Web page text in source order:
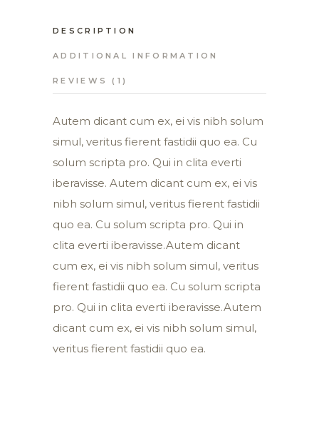
DESCRIPTION
ADDITIONAL INFORMATION
REVIEWS (1)
Autem dicant cum ex, ei vis nibh solum
simul, veritus fierent fastidii quo ea. Cu
solum scripta pro. Qui in clita everti
iberavisse. Autem dicant cum ex, ei vis
nibh solum simul, veritus fierent fastidii
quo ea. Cu solum scripta pro. Qui in
clita everti iberavisse.Autem dicant
cum ex, ei vis nibh solum simul, veritus
fierent fastidii quo ea. Cu solum scripta
pro. Qui in clita everti iberavisse.Autem
dicant cum ex, ei vis nibh solum simul,
veritus fierent fastidii quo ea.